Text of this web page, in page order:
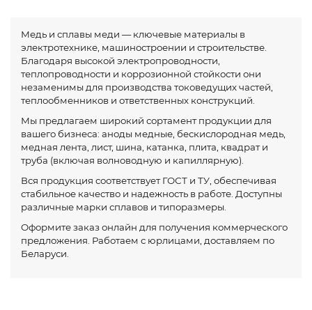
Медь и сплавы меди — ключевые материалы в
электротехнике, машиностроении и строительстве.
Благодаря высокой электропроводности,
теплопроводности и коррозионной стойкости они
незаменимы для производства токоведущих частей,
теплообменников и ответственных конструкций.
Мы предлагаем широкий сортамент продукции для
вашего бизнеса: аноды медные, бескислородная медь,
медная лента, лист, шина, катанка, плита, квадрат и
труба (включая волноводную и капиллярную).
Вся продукция соответствует ГОСТ и ТУ, обеспечивая
стабильное качество и надежность в работе. Доступны
различные марки сплавов и типоразмеры.
Оформите заказ онлайн для получения коммерческого
предложения. Работаем с юрлицами, доставляем по
Беларуси.